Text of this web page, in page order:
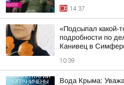
14:37
«Подсыпал какой-
подробности по
Канивец в
10:39
Вода Крыма: